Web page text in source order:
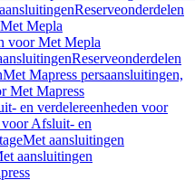
Reserveonderdelen
Met Mepla
voor Met Mepla
Reserveonderdelen
Met Mapress persaansluitingen,
Met Mapress
en verdelereenheden voor
voor Afsluit- en
Met aansluitingen
aansluitingen